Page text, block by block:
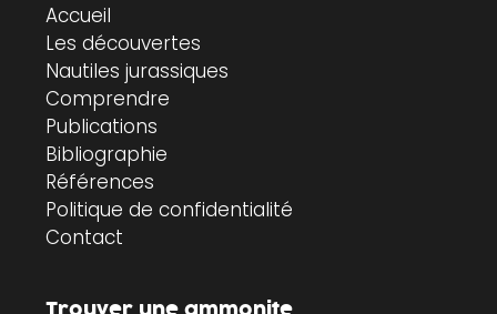
Accueil
Les découvertes
Nautiles jurassiques
Comprendre
Publications
Bibliographie
Références
Politique de confidentialité
Contact